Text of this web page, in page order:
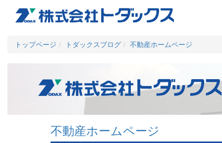
トップページ トダックスブログ 不動産ホームページ
不動産ホームページ